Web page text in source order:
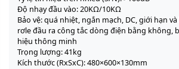
Độ nhạy đầu vào: 20KΩ/10KΩ
Bảo vệ: quá nhiệt, ngắn mạch, DC, giới hạn
rơle đầu ra công tắc dòng điện bằng không,
hiệu thông minh
Trọng lượng: 41kg
Kích thước (RxSxC): 480×600×130mm